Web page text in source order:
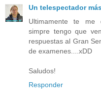
Un telespectador
Ultimamente te me
simpre tengo que
respuestas al Gran
de examenes....xDD
Saludos!
Responder